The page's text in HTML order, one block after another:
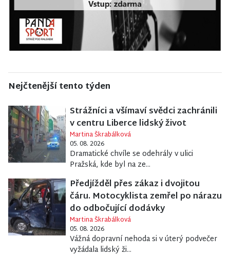
Nejčtenější tento týden
Strážníci a všímaví svědci zachránili
v centru Liberce lidský život
Martina Škrabálková
05. 08. 2026
Dramatické chvíle se odehrály v ulici
Pražská, kde byl na ze...
Předjížděl přes zákaz i dvojitou
čáru. Motocyklista zemřel po nárazu
do odbočující dodávky
Martina Škrabálková
05. 08. 2026
Vážná dopravní nehoda si v úterý podvečer
vyžádala lidský ži...